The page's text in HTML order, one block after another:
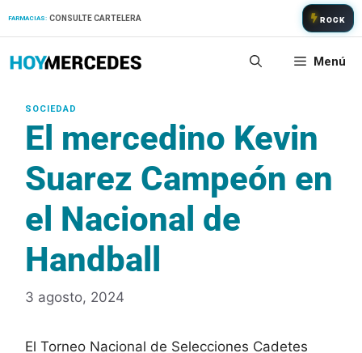
FARMACIAS: CONSULTE CARTELERA ROCK
Menú
El mercedino Kevin
Suarez Campeón en
el Nacional de
Handball
3 agosto, 2024
El Torneo Nacional de Selecciones Cadetes